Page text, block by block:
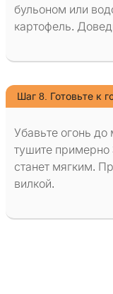
бульоном или
картофель.
Шаг 8. Готовьте к
Убавьте огонь
тушите примерно
станет мягким.
вилкой.